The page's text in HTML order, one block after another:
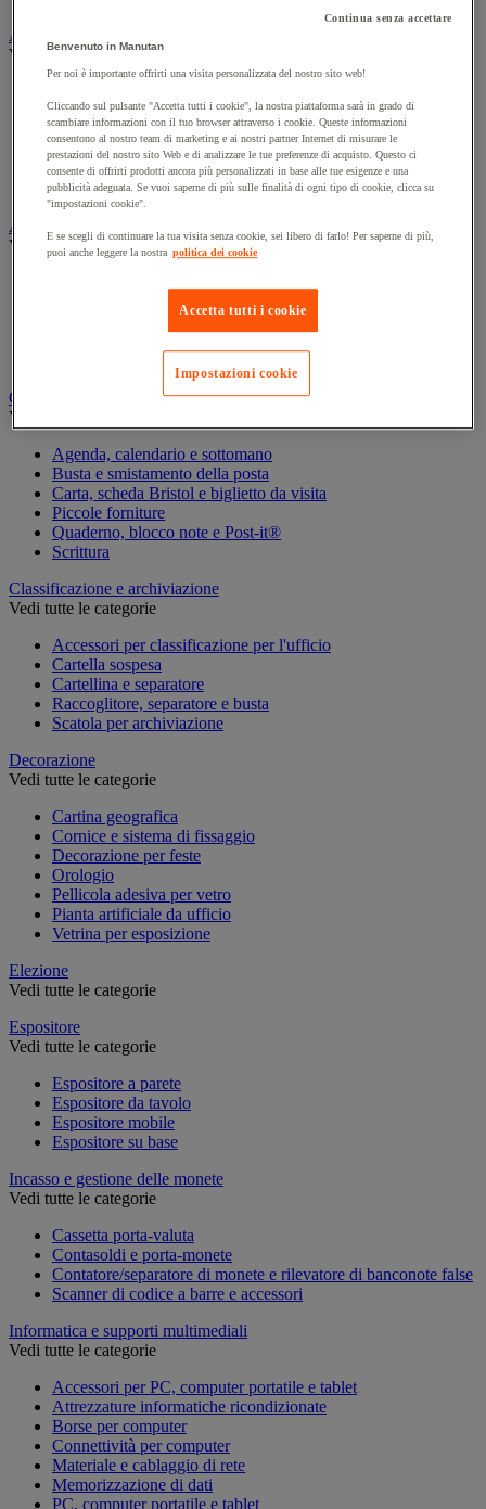
Armadio e archiviazione
Vedi tutte le categorie
Archiviazione per cartelle sospese
Armadio
Armadio per ufficio
Carrello da ufficio
Libreria
Audiovisivi
Vedi tutte le categorie
Connessione audio e video
Cancelleria e forniture per ufficio
Vedi tutte le categorie
Agenda, calendario e sottomano
Busta e smistamento della posta
Carta, scheda Bristol e biglietto da visita
Piccole forniture
Quaderno, blocco note e Post-it®
Scrittura
Classificazione e archiviazione
Vedi tutte le categorie
Accessori per classificazione per l'ufficio
Cartella sospesa
Cartellina e separatore
Raccoglitore, separatore e busta
Scatola per archiviazione
Decorazione
Vedi tutte le categorie
Cartina geografica
Cornice e sistema di fissaggio
Decorazione per feste
Orologio
Pellicola adesiva per vetro
Pianta artificiale da ufficio
Vetrina per esposizione
Elezione
Vedi tutte le categorie
Espositore
Vedi tutte le categorie
Espositore a parete
Espositore da tavolo
Espositore mobile
Espositore su base
Incasso e gestione delle monete
Vedi tutte le categorie
Cassetta porta-valuta
Contasoldi e porta-monete
Contatore/separatore di monete e rilevatore di banconote false
Scanner di codice a barre e accessori
Informatica e supporti multimediali
Vedi tutte le categorie
Accessori per PC, computer portatile e tablet
Attrezzature informatiche ricondizionate
Borse per computer
Connettività per computer
Materiale e cablaggio di rete
Memorizzazione di dati
PC, computer portatile e tablet
Continua senza accettare
Benvenuto in Manutan
Per noi è importante offrirti una visita personalizzata del nostro sito web!
Cliccando sul pulsante "Accetta tutti i cookie", la nostra piattaforma sarà in grado di
scambiare informazioni con il tuo browser attraverso i cookie. Queste informazioni
consentono al nostro team di marketing e ai nostri partner Internet di misurare le
prestazioni del nostro sito Web e di analizzare le tue preferenze di acquisto. Questo ci
consente di offrirti prodotti ancora più personalizzati in base alle tue esigenze e una
pubblicità adeguata. Se vuoi saperne di più sulle finalità di ogni tipo di cookie, clicca su
"impostazioni cookie".
E se scegli di continuare la tua visita senza cookie, sei libero di farlo! Per saperne di più,
puoi anche leggere la nostra politica dei cookie
Accetta tutti i cookie
Impostazioni cookie